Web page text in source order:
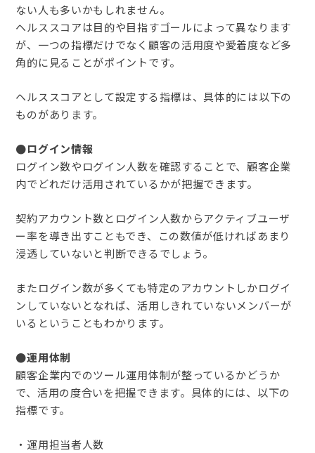
ない人も多いかもしれません。
ヘルススコアは目的や目指すゴールによって異なります
が、一つの指標だけでなく顧客の活用度や愛着度など多
角的に見ることがポイントです。
ヘルススコアとして設定する指標は、具体的には以下の
ものがあります。
●ログイン情報
ログイン数やログイン人数を確認することで、顧客企業
内でどれだけ活用されているかが把握できます。
契約アカウント数とログイン人数からアクティブユーザ
ー率を導き出すこともでき、この数値が低ければあまり
浸透していないと判断できるでしょう。
またログイン数が多くても特定のアカウントしかログイ
ンしていないとなれば、活用しきれていないメンバーが
いるということもわかります。
●運用体制
顧客企業内でのツール運用体制が整っているかどうか
で、活用の度合いを把握できます。具体的には、以下の
指標です。
・運用担当者人数